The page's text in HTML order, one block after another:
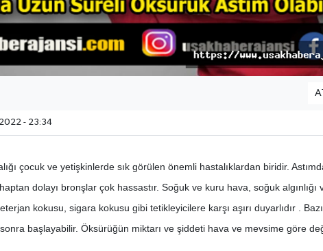
A-
- 23:34
çocuk ve yetişkinlerde sık görülen önemli hastalıklardan biridir.
dolayı bronşlar çok hassastır. Soğuk ve kuru hava, soğuk algınlığı
kokusu, sigara kokusu gibi tetikleyicilere karşı aşırı duyarlıdır .
başlayabilir. Öksürüğün miktarı ve şiddeti hava ve mevsime göre